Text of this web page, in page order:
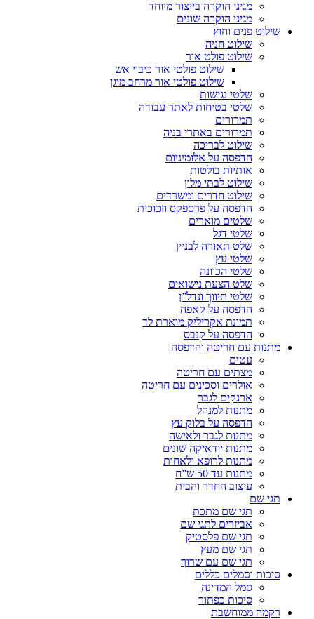
מגיני הוקרה בייצור מיוחד
מגיני הוקרה שונים
שילוט פנים וחוץ
שילוט חניה
שילוט פולט אור
שילוט פולטי אור כיבוי אש
שילוט פולטי אור מרחב מוגן
שלטי נגישות
שלטי בטיחות לאתר עבודה
תמרורים
תמרורים באתרי בניה
שילוט לבריכה
הדפסה על אלומיניום
אותיות בולטות
שילוט לבתי מלון
שילוט חדרים ומשרדים
הדפסה על פרספקס וזכוכית
שלטים מוארים
שלטי דגל
שלט תאורה לבניין
שלטי עץ
שלטי הכוונה
שלט הצעת נישואים
שלטי תיווך ונדל”ן
הדפסה על קאפה
תמונת אקריליק מוארת לד
הדפסה על קנבס
מתנות עם חריטה והדפסה
עטים
מצתים עם חריטה
אולרים וסכינים עם חריטה
ארנקים לגבר
מתנות למנהל
הדפסה על בלוק עץ
מתנות לגבר ולאישה
מתנות יודאיקה שונים
מתנות לרופא ולאחות
מתנות עד 50 ש”ח
עיצוב החדר והבית
תגי שם
תגי שם מתכת
אביזרים לתגי שם
תגי שם פלסטיק
תגי שם מעץ
תגי שם עם שרוך
סיכות וסמלים כללים
סמל המדינה
סיכות כפתור
רקמה ממוחשבת